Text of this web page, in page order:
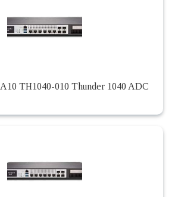
TH1040-010 Thunder 1040 ADC